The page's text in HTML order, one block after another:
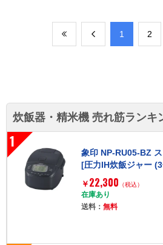
​1 ​2
炊飯器・精米機 売れ筋ランキ
1
象印 NP-RU05-BZ
[圧力IH炊飯ジャー
￥ 22,300 （税込）
在庫あり
送料：無料